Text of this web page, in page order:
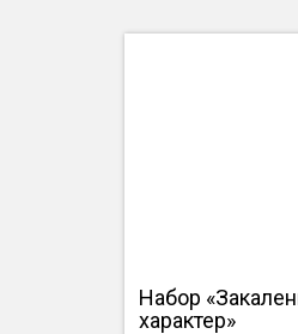
Набор
характер»